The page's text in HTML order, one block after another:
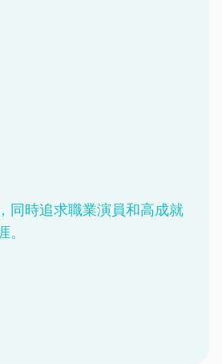
同時追求職業演員和高成就
。